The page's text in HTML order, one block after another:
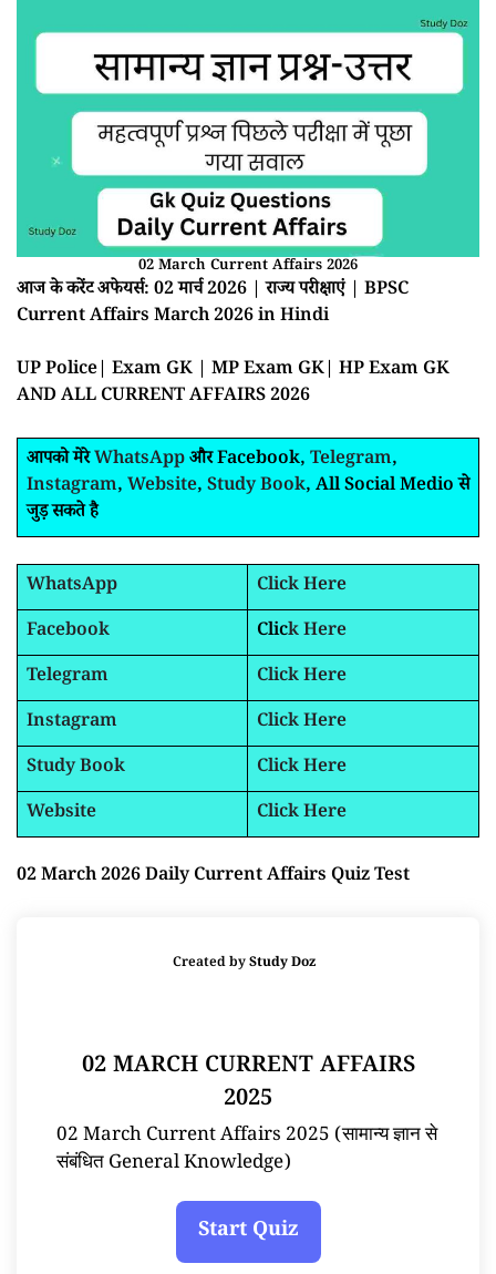
02 March Current Affairs 2026
आज के करेंट अफेयर्स: 02 मार्च 2026 | राज्य परीक्षाएं | BPSC
Current Affairs March 2026 in Hindi
UP Police| Exam GK | MP Exam GK| HP Exam GK
AND ALL CURRENT AFFAIRS 2026
आपको मेरेWhatsAppऔर Facebook, Telegram,
Instagram, Website, Study Book, All Social Medio से
जुड़ सकते है
WhatsApp
Click Here
Facebook
Click Here
Telegram
Click Here
Instagram
Click Here
Study Book
Click Here
Website
Click Here
02 March 2026 Daily Current Affairs Quiz Test
Created byStudy Doz
02 MARCH CURRENT AFFAIRS
2025
02 March Current Affairs 2025 (सामान्य ज्ञान से
संबंधित General Knowledge)